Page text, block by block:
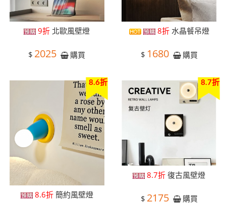
9折 北歐風壁燈
$ 2025 購買
8折水晶餐吊燈
$ 1680 購買
8.6折
8.6折簡約風壁燈
8.7折
8.7折 復古風壁燈
$ 2175 購買